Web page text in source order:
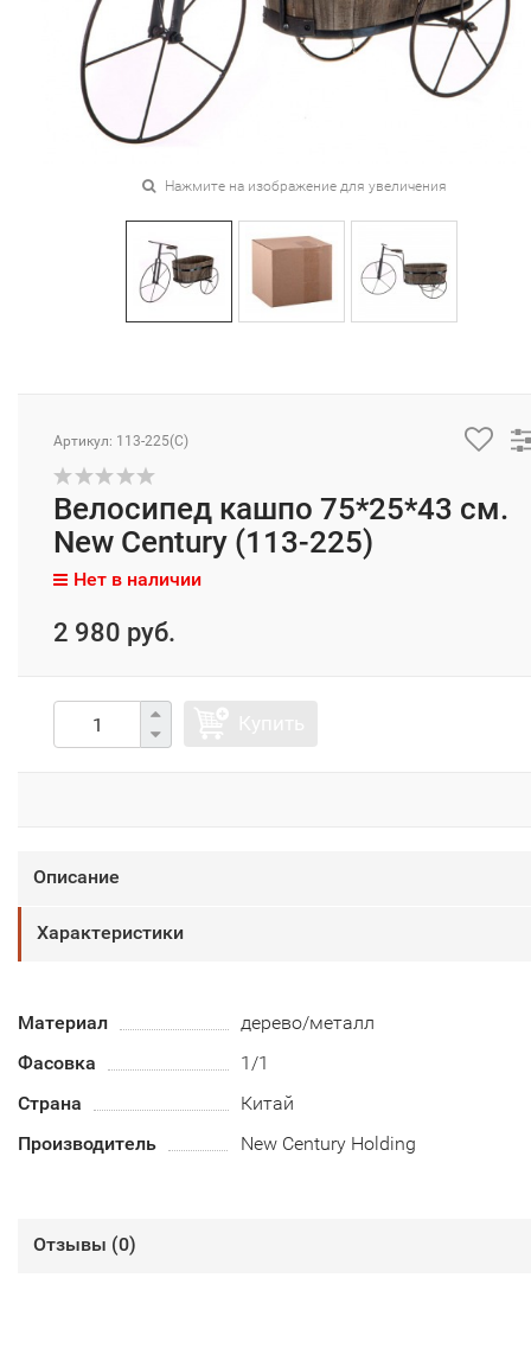
Нажмите на изображение для увеличения
Артикул: 113-225(C)
Велосипед кашпо 75*25*43 см.
New Century (113-225)
Нет в наличии
2 980 руб.
Описание
Характеристики
Материал
дерево/металл
Фасовка
1/1
Страна
Китай
Производитель
New Century Holding
Отзывы (0)